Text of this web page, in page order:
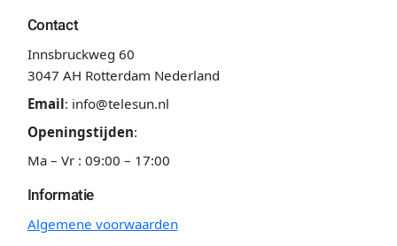
Contact
Innsbruckweg 60
3047 AH Rotterdam Nederland
Email: info@telesun.nl
Openingstijden:
Ma – Vr : 09:00 – 17:00
Informatie
Algemene voorwaarden